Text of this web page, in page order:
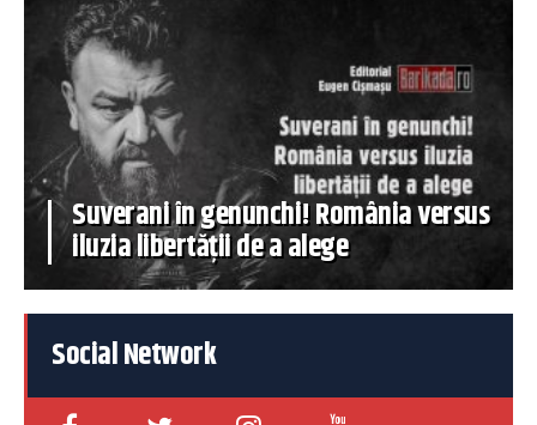
Suverani în genunchi! România versus
iluzia libertății de a alege
Social Network